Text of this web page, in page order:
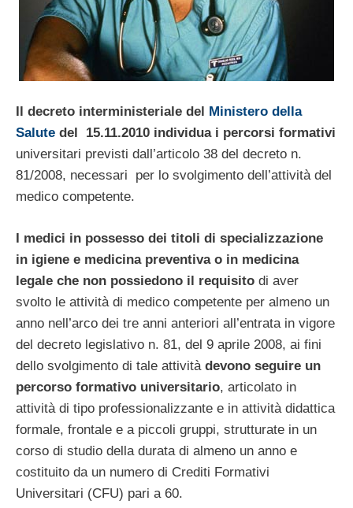
Il decreto interministeriale del
Ministero della
Salute del 15.11.2010 individua i percorsi formativi
universitari previsti dall’articolo 38 del decreto n.
81/2008, necessari per lo svolgimento dell’attività del
medico competente.
I medici in possesso dei titoli di specializzazione
in igiene e medicina preventiva o in medicina
legale che non possiedono il requisito di aver
svolto le attività di medico competente per almeno un
anno nell’arco dei tre anni anteriori all’entrata in vigore
del decreto legislativo n. 81, del 9 aprile 2008, ai fini
dello svolgimento di tale attività devono seguire un
percorso formativo universitario, articolato in
attività di tipo professionalizzante e in attività didattica
formale, frontale e a piccoli gruppi, strutturate in un
corso di studio della durata di almeno un anno e
costituito da un numero di Crediti Formativi
Universitari (CFU) pari a 60.